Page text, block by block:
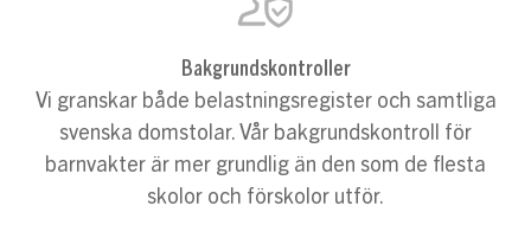
Bakgrundskontroller
Vi granskar både belastningsregister och samtliga
svenska domstolar. Vår bakgrundskontroll för
barnvakter är mer grundlig än den som de flesta
skolor och förskolor utför.